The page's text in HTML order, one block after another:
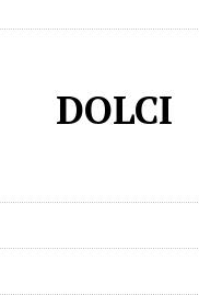
DOLCI